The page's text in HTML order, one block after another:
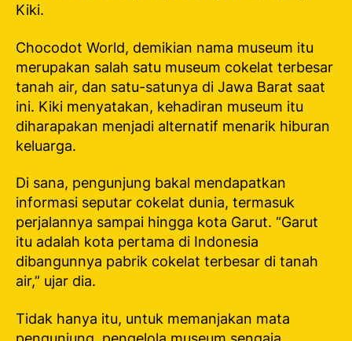
Kiki.
Chocodot World, demikian nama museum itu
merupakan salah satu museum cokelat terbesar
tanah air, dan satu-satunya di Jawa Barat saat
ini. Kiki menyatakan, kehadiran museum itu
diharapakan menjadi alternatif menarik hiburan
keluarga.
Di sana, pengunjung bakal mendapatkan
informasi seputar cokelat dunia, termasuk
perjalannya sampai hingga kota Garut. “Garut
itu adalah kota pertama di Indonesia
dibangunnya pabrik cokelat terbesar di tanah
air,” ujar dia.
Tidak hanya itu, untuk memanjakan mata